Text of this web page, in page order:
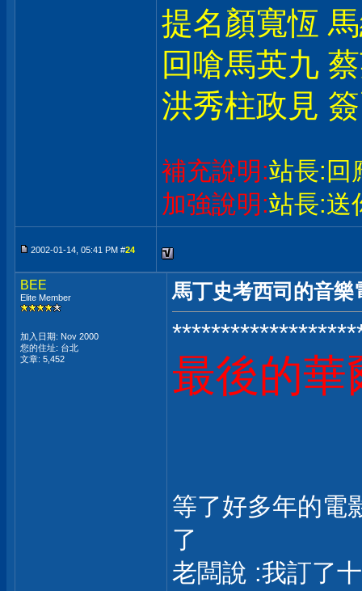
提名顏寬恆
回嗆馬英九
洪秀柱政見
補充說明:站長:回
加強說明:站長:送
2002-01-14, 05:41 PM #24
BEE
Elite Member
加入日期: Nov 2000
您的住址: 台北
文章: 5,452
馬丁史考西司的音
最後的華
等了好多年的電
了
老闆說 :我訂了